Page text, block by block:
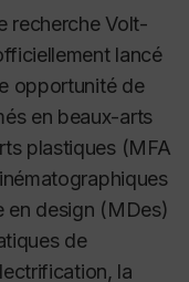
recherche Volt-
lancé
opportunité de
en beaux-arts
plastiques (MFA
en design (MDes)
de
la